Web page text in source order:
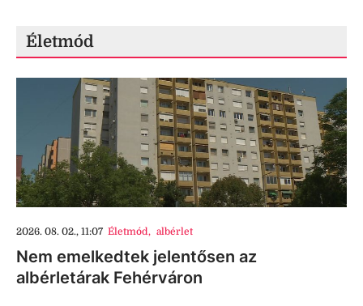
Életmód
2026. 08. 02., 11:07 Életmód, albérlet
Nem emelkedtek jelentősen az
albérletárak Fehérváron